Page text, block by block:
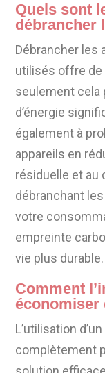
Quels sont
débrancher
Débrancher les
utilisés offre de
seulement cela
d’énergie
également à
appareils en
résiduelle et au
débranchant
votre
empreinte
vie plus durable.
Comment
économiser
L’utilisation
complètement